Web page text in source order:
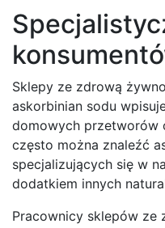
Sklepy ze zdrową
askorbinian sodu
domowych przetworów
często można znaleźć
specjalizujących się w
dodatkiem innych
Pracownicy sklepów ze